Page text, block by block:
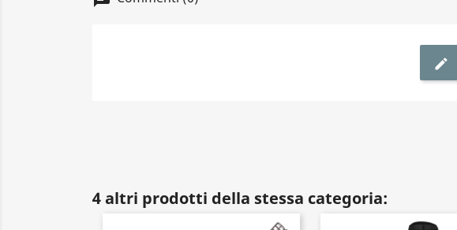
4 altri prodotti della stessa categoria: